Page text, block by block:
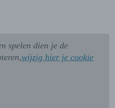
spelen dien je de
wijzig hier je cookie